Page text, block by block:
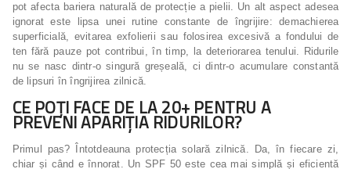
pot afecta bariera naturală de protecție a pielii. Un alt aspect adesea
ignorat este lipsa unei rutine constante de îngrijire: demachierea
superficială, evitarea exfolierii sau folosirea excesivă a fondului de
ten fără pauze pot contribui, în timp, la deteriorarea tenului. Ridurile
nu se nasc dintr-o singură greșeală, ci dintr-o acumulare constantă
de lipsuri în îngrijirea zilnică.
CE POȚI FACE DE LA 20+ PENTRU A
PREVENI APARIȚIA RIDURILOR?
Primul pas? Întotdeauna protecția solară zilnică. Da, în fiecare zi,
chiar și când e înnorat. Un SPF 50 este cea mai simplă și eficientă